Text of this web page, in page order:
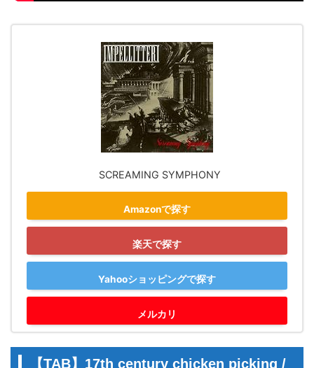
SCREAMING SYMPHONY
Amazonで探す
楽天で探す
Yahooショッピングで探す
メルカリ
【TAB】17th century chicken picking /